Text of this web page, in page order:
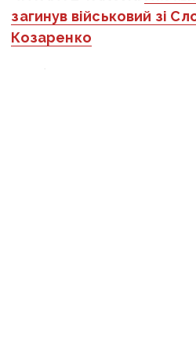
загинув військовий зі
Козаренко
Медіа «Вчасно»